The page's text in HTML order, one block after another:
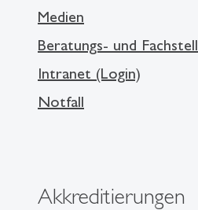
Medien
Beratungs- und
Intranet (Login)
Notfall
Akkreditierungen